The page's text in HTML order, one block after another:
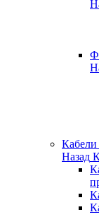
Кабели
Назад